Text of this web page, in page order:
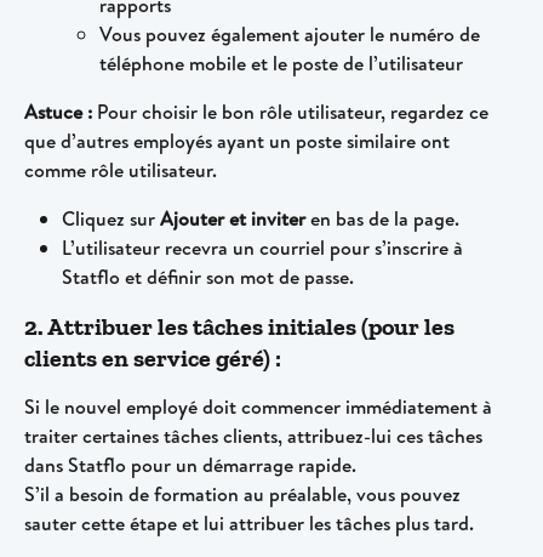
Vous pouvez également ajouter le numéro de
téléphone mobile et le poste de l’utilisateur
Astuce : Pour choisir le bon rôle utilisateur, regardez ce
que d’autres employés ayant un poste similaire ont
comme rôle utilisateur.
Cliquez sur Ajouter et inviter en bas de la page.
L’utilisateur recevra un courriel pour s’inscrire à
Statflo et définir son mot de passe.
2. Attribuer les tâches initiales (pour les
clients en service géré) :
Si le nouvel employé doit commencer immédiatement à
traiter certaines tâches clients, attribuez-lui ces tâches
dans Statflo pour un démarrage rapide.
S’il a besoin de formation au préalable, vous pouvez
sauter cette étape et lui attribuer les tâches plus tard.